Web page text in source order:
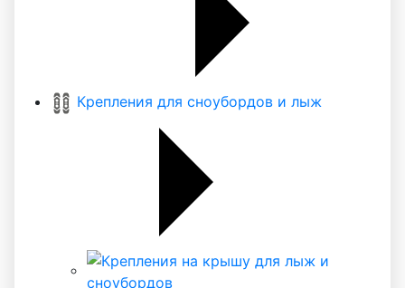
Крепления для сноубордов и лыж